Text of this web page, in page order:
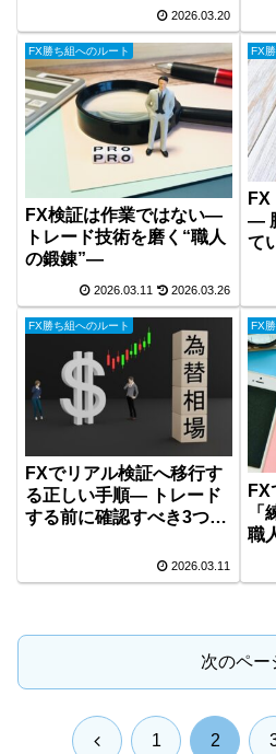
2026.03.20
FX勝ち組へのルート
FX検証は作業ではない―
トレード技術を磨く“職人
の鍛錬”―
2026.03.11 2026.03.26
FX
FX
―
て
FX勝ち組へのルート
FXでリアル検証へ移行す
る正しい手順― トレード
する前に確認すべき3つの
2026.03.11
FX
FX
職
反
次のペー
前 1 2